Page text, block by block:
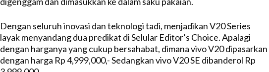
Dengan seluruh inovasi dan teknologi tadi, menjadikan V20 Series
layak menyandang dua predikat di Selular Editor’s Choice. Apalagi
dengan harganya yang cukup bersahabat, dimana vivo V20 dipasarkan
dengan harga Rp 4,999,000,- Sedangkan vivo V20 SE dibanderol Rp